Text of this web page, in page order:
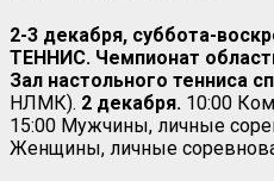
2-3 декабря, суббота-
ТЕННИС. Чемпионат
Зал настольного тенниса
НЛМК). 2 декабря. 10:00
15:00 Мужчины, личные
Женщины, личные